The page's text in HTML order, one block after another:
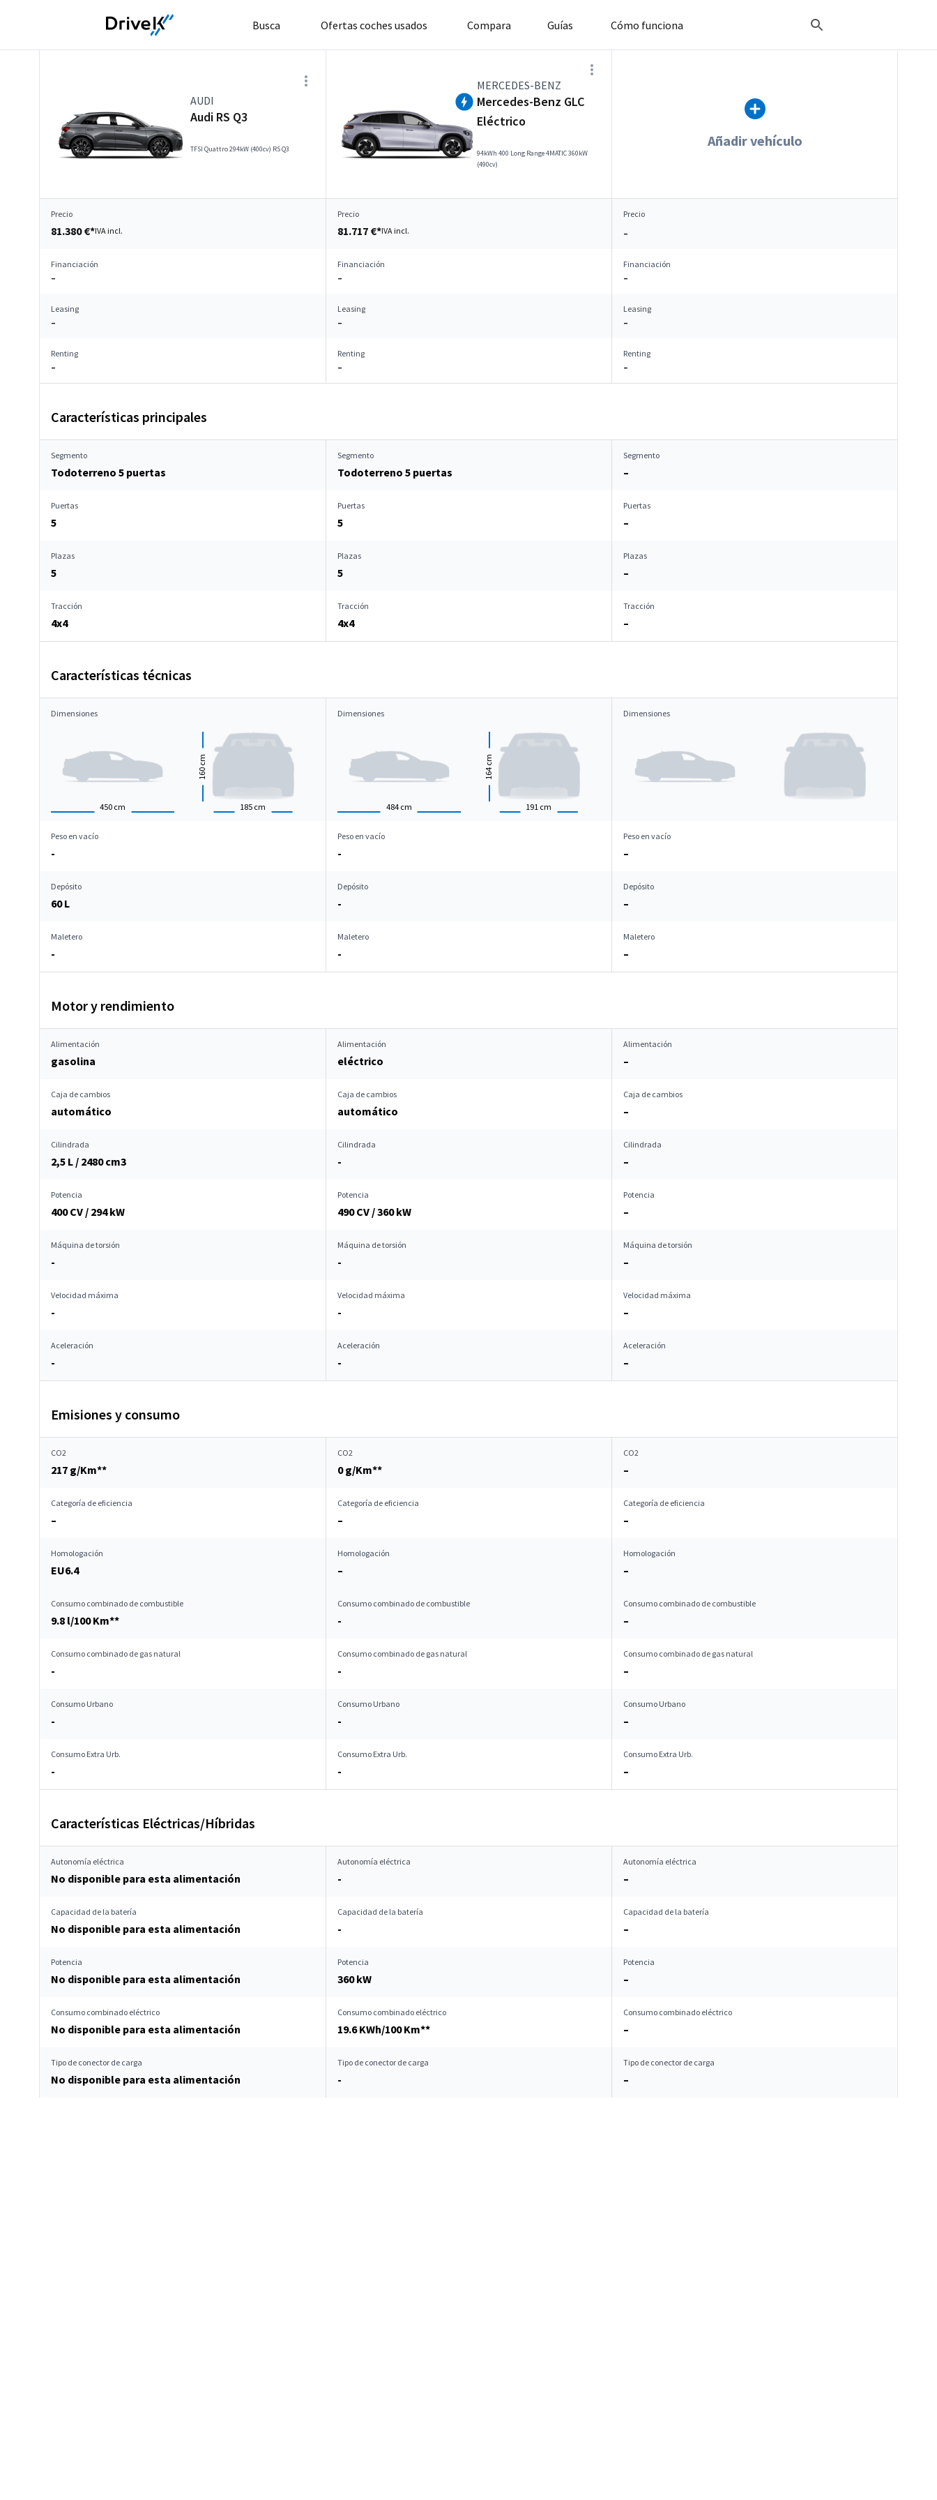
Busca Ofertas coches usados Compara Guías Cómo funciona
AUDI
Audi RS Q3
TFSI Quattro 294kW (400cv) RS Q3
MERCEDES-BENZ
Mercedes-Benz GLC
Eléctrico
94kWh 400 Long Range 4MATIC 360kW
(490cv)
Añadir vehículo
Precio
81.380 €*IVA incl.
Precio
81.717 €*IVA incl.
Precio
–
Financiación
–
Financiación
–
Financiación
–
Leasing
–
Leasing
–
Leasing
–
Renting
–
Renting
–
Renting
–
Características principales
Segmento
Todoterreno 5 puertas
Segmento
Todoterreno 5 puertas
Segmento
–
Puertas
5
Puertas
5
Puertas
–
Plazas
5
Plazas
5
Plazas
–
Tracción
4x4
Tracción
4x4
Tracción
–
Características técnicas
Dimensiones
450 cm 185 cm
160
cm
Dimensiones
484 cm 191 cm
164
cm
Dimensiones
Peso en vacío
-
Peso en vacío
-
Peso en vacío
–
Depósito
60 L
Depósito
-
Depósito
–
Maletero
-
Maletero
-
Maletero
–
Motor y rendimiento
Alimentación
gasolina
Alimentación
eléctrico
Alimentación
–
Caja de cambios
automático
Caja de cambios
automático
Caja de cambios
–
Cilindrada
2,5 L / 2480 cm3
Cilindrada
-
Cilindrada
–
Potencia
400 CV / 294 kW
Potencia
490 CV / 360 kW
Potencia
–
Máquina de torsión
-
Máquina de torsión
-
Máquina de torsión
–
Velocidad máxima
-
Velocidad máxima
-
Velocidad máxima
–
Aceleración
-
Aceleración
-
Aceleración
–
Emisiones y consumo
CO2
217 g/Km**
CO2
0 g/Km**
CO2
–
Categoría de eficiencia
–
Categoría de eficiencia
–
Categoría de eficiencia
–
Homologación
EU6.4
Homologación
–
Homologación
–
Consumo combinado de combustible
9.8 l/100 Km**
Consumo combinado de combustible
-
Consumo combinado de combustible
–
Consumo combinado de gas natural
-
Consumo combinado de gas natural
-
Consumo combinado de gas natural
–
Consumo Urbano
-
Consumo Urbano
-
Consumo Urbano
–
Consumo Extra Urb.
-
Consumo Extra Urb.
-
Consumo Extra Urb.
–
Características Eléctricas/Híbridas
Autonomía eléctrica
No disponible para esta alimentación
Autonomía eléctrica
-
Autonomía eléctrica
–
Capacidad de la batería
No disponible para esta alimentación
Capacidad de la batería
-
Capacidad de la batería
–
Potencia
No disponible para esta alimentación
Potencia
360 kW
Potencia
–
Consumo combinado eléctrico
No disponible para esta alimentación
Consumo combinado eléctrico
19.6 KWh/100 Km**
Consumo combinado eléctrico
–
Tipo de conector de carga
No disponible para esta alimentación
Tipo de conector de carga
-
Tipo de conector de carga
–